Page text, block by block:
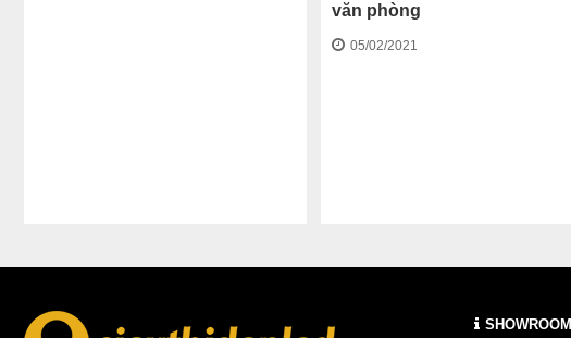
văn phòng
05/02/2021
SHOWROOM